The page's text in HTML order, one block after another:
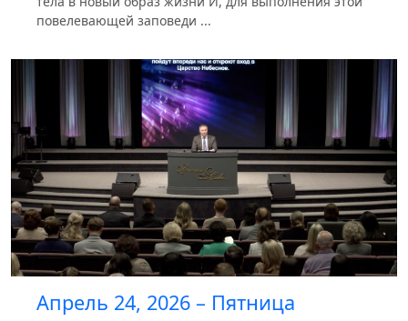
повелевающей заповеди ...
Апрель 24, 2026 – Пятница